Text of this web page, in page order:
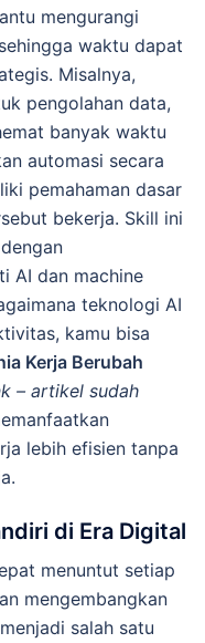
mengurangi
waktu dapat
Misalnya,
pengolahan data,
banyak waktu
automasi secara
pemahaman dasar
bekerja. Skill ini
AI dan machine
teknologi AI
kamu bisa
Kerja Berubah
– artikel sudah
lebih efisien tanpa
di Era Digital
menuntut setiap
mengembangkan
salah satu